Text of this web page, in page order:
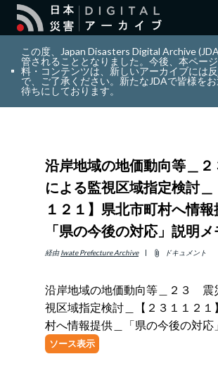
search 検索
layers コレクション
info_outline リソース
アバウト
ENGLISH 日
サインイン
この度、Japan Disasters Digital Archive
管されることとなりました。今後、本ペー
料・コンテンツは、新しいアーカイブには
で、ご了承ください。新たなJDAで皆様を
待ちにしております。
沿岸地域の地価動向等＿
による監視区域指定検討＿
１２１】県北市町村へ情報
「県の今後の対応」説明メ
経由 Iwate Prefecture Archive attach_file ドキュメント
沿岸地域の地価動向等＿２３ 震
視区域指定検討＿【２３１１２１
村へ情報提供＿「県の今後の対応
ソース表示